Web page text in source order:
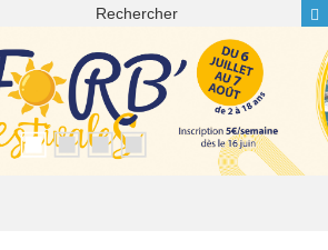
Recherche